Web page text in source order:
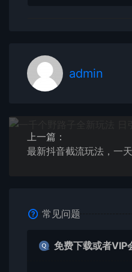
admin
上一篇：
最新抖音截流玩法，一
常见问题
免费下载或者VIP